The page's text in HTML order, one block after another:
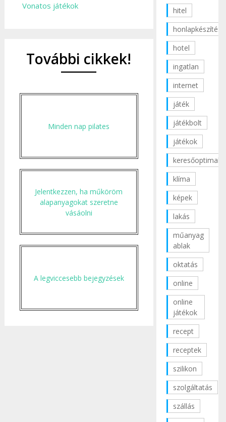
Vonatos játékok
További cikkek!
Minden nap pilates
Jelentkezzen, ha műköröm
alapanyagokat szeretne
vásáolni
A legviccesebb bejegyzések
hitel
honlapkészítés
hotel
ingatlan
internet
játék
játékbolt
játékok
klíma
képek
lakás
műanyag
ablak
oktatás
online
online
játékok
recept
receptek
szilikon
szolgáltatás
szállás